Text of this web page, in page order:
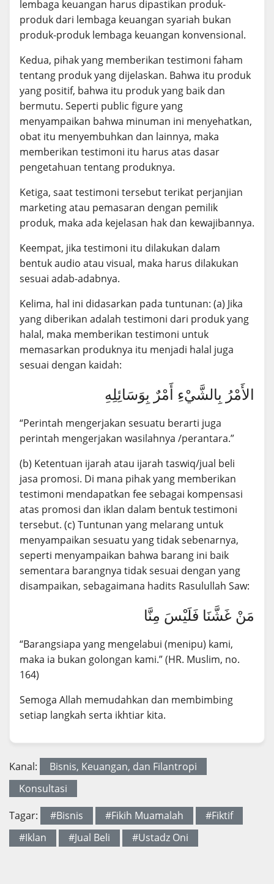
lembaga keuangan harus dipastikan produk-
produk dari lembaga keuangan syariah bukan
produk-produk lembaga keuangan konvensional.
Kedua, pihak yang memberikan testimoni faham
tentang produk yang dijelaskan. Bahwa itu produk
yang positif, bahwa itu produk yang baik dan
bermutu. Seperti public figure yang
menyampaikan bahwa minuman ini menyehatkan,
obat itu menyembuhkan dan lainnya, maka
memberikan testimoni itu harus atas dasar
pengetahuan tentang produknya.
Ketiga, saat testimoni tersebut terikat perjanjian
marketing atau pemasaran dengan pemilik
produk, maka ada kejelasan hak dan kewajibannya.
Keempat, jika testimoni itu dilakukan dalam
bentuk audio atau visual, maka harus dilakukan
sesuai adab-adabnya.
Kelima, hal ini didasarkan pada tuntunan: (a) Jika
yang diberikan adalah testimoni dari produk yang
halal, maka memberikan testimoni untuk
memasarkan produknya itu menjadi halal juga
sesuai dengan kaidah:
الأَمْرُ بِالشَّيْءِ أَمْرٌ بِوَسَائِلِهِ
“Perintah mengerjakan sesuatu berarti juga
perintah mengerjakan wasilahnya /perantara.”
(b) Ketentuan ijarah atau ijarah taswiq/jual beli
jasa promosi. Di mana pihak yang memberikan
testimoni mendapatkan fee sebagai kompensasi
atas promosi dan iklan dalam bentuk testimoni
tersebut. (c) Tuntunan yang melarang untuk
menyampaikan sesuatu yang tidak sebenarnya,
seperti menyampaikan bahwa barang ini baik
sementara barangnya tidak sesuai dengan yang
disampaikan, sebagaimana hadits Rasulullah Saw:
مَنْ غَشَّنَا فَلَيْسَ مِنَّا
“Barangsiapa yang mengelabui (menipu) kami,
maka ia bukan golongan kami.” (HR. Muslim, no.
164)
Semoga Allah memudahkan dan membimbing
setiap langkah serta ikhtiar kita.
Kanal:
Bisnis, Keuangan, dan Filantropi
Konsultasi
Tagar: #Bisnis #Fikih Muamalah
#Fiktif
#Iklan
#Jual Beli #Ustadz Oni